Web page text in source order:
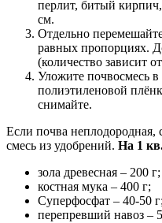
перлит, битый
см.
Отдельно
равных пропорциях.
(количество зависит
Уложите почвосмесь
полиэтиленовой
снимайте.
Если почва неплодородная,
смесь из удобрений. На 1
зола древесная – 200 г;
костная мука – 400 г;
Суперфосфат – 40-50 г;
перепревший навоз –